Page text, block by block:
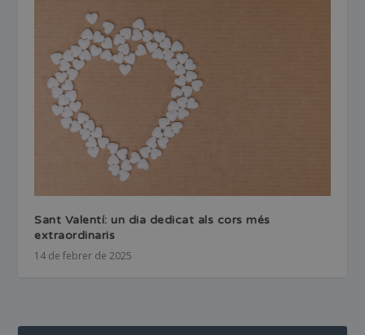
Sant Valentí: un dia dedicat als cors més
extraordinaris
14 de febrer de 2025